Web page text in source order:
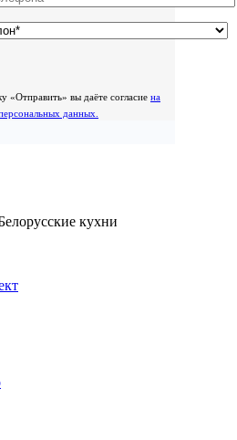
«Отправить» вы даёте согласие на
данных.